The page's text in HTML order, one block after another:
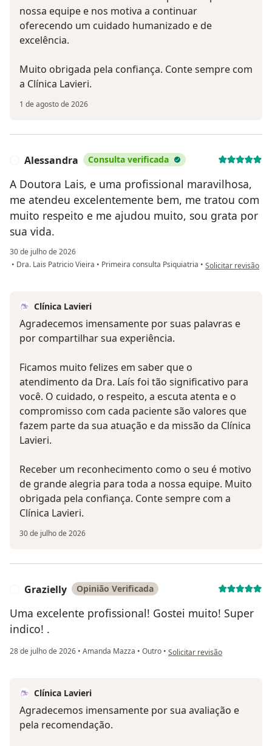
nossa equipe e nos motiva a continuar
oferecendo um cuidado humanizado e de
excelência.
Muito obrigada pela confiança. Conte sempre com
a Clínica Lavieri.
1 de agosto de 2026
Alessandra Consulta verificada
A Doutora Lais, e uma profissional maravilhosa,
me atendeu excelentemente bem, me tratou com
muito respeito e me ajudou muito, sou grata por
sua vida.
30 de julho de 2026
• Dra. Lais Patricio Vieira • Primeira consulta Psiquiatria • na opinião do
Solicitar revisão
Clínica Lavieri
Agradecemos imensamente por suas palavras e
por compartilhar sua experiência.
Ficamos muito felizes em saber que o
atendimento da Dra. Laís foi tão significativo para
você. O cuidado, o respeito, a escuta atenta e o
compromisso com cada paciente são valores que
fazem parte da sua atuação e da missão da Clínica
Lavieri.
Receber um reconhecimento como o seu é motivo
de grande alegria para toda a nossa equipe. Muito
obrigada pela confiança. Conte sempre com a
Clínica Lavieri.
30 de julho de 2026
Grazielly Opinião Verificada
Uma excelente profissional! Gostei muito! Super
indico! .
28 de julho de 2026 • Amanda Mazza • Outro • na opinião do utilizador
Solicitar revisão
Clínica Lavieri
Agradecemos imensamente por sua avaliação e
pela recomendação.